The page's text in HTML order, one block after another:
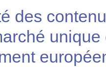
des